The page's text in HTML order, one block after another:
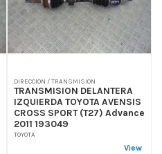
DIRECCION / TRANSMISION
TRANSMISION DELANTERA
IZQUIERDA TOYOTA AVENSIS
CROSS SPORT (T27) Advance
2011 193049
TOYOTA
View